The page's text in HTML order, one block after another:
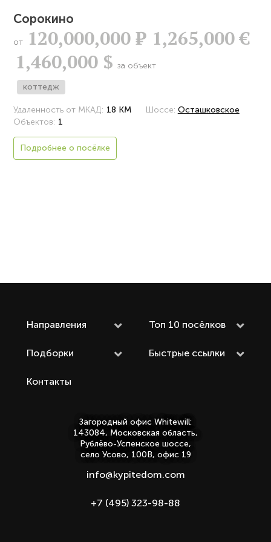
Сорокино
от 120,000,000Р 1,265,000 €
1,460,000 $ за объект
коттедж
Удаленность от МКАД: 18 КМ Шоссе: Осташковское
Объектов: 1
Подробнее о посёлке
Направления Топ 10 посёлков
Подборки Быстрые ссылки
Контакты
Загородный офис Whitewill:
143084, Московская область,
Рублёво-Успенское шоссе,
село Усово, 100В, офис 19
info@kypitedom.com
+7 (495) 323-98-88